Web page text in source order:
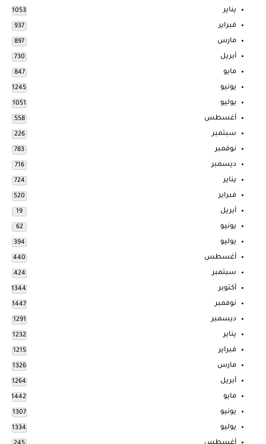
يناير 1053
فبراير 937
مارس 897
أبريل 730
مايو 847
يونيو 1245
يوليو 1051
أغسطس 558
سبتمبر 226
نوفمبر 783
ديسمبر 716
يناير 724
فبراير 520
أبريل 19
يونيو 62
يوليو 394
أغسطس 440
سبتمبر 424
أكتوبر 1344
نوفمبر 1447
ديسمبر 1291
يناير 1232
فبراير 1215
مارس 1326
أبريل 1264
مايو 1442
يونيو 1307
يوليو 1334